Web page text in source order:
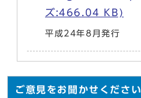
ズ:466.04 KB)
平成24年8月発行
ご意見をお聞かせください